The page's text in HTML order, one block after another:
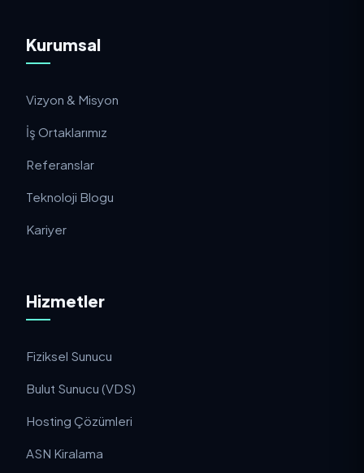
Kurumsal
Vizyon & Misyon
İş Ortaklarımız
Referanslar
Teknoloji Blogu
Kariyer
Hizmetler
Fiziksel Sunucu
Bulut Sunucu (VDS)
Hosting Çözümleri
ASN Kiralama